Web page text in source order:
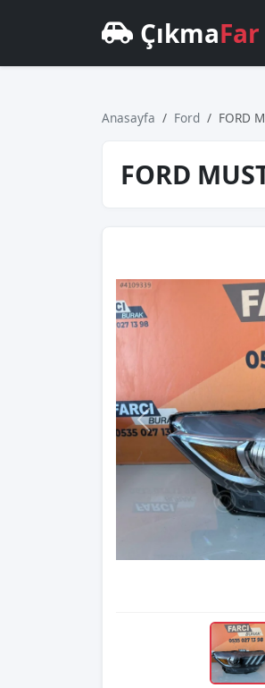
ÇıkmaFar
Anasayfa Ford FORD
FORD